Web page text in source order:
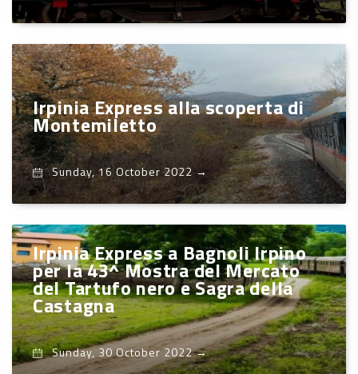
Irpinia Express alla scoperta di
Montemiletto
Sunday, 16 October 2022→
Irpinia Express a Bagnoli Irpino
per la 43^ Mostra del Mercato
del Tartufo nero e Sagra della
Castagna
Sunday, 30 October 2022→